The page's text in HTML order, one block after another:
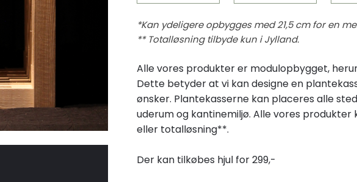
*Kan ydeligere opbygges med 21,5 cm ​for en
** Totalløsning tilbyde kun i Jylland.
Alle vores produkter er modulopbygget,
Dette betyder at vi kan designe en
ønsker. Plantekasserne kan placeres alle
uderum og kantinemiljø. Alle vores
eller totalløsning**.
Der kan tilkøbes hjul for 299,-